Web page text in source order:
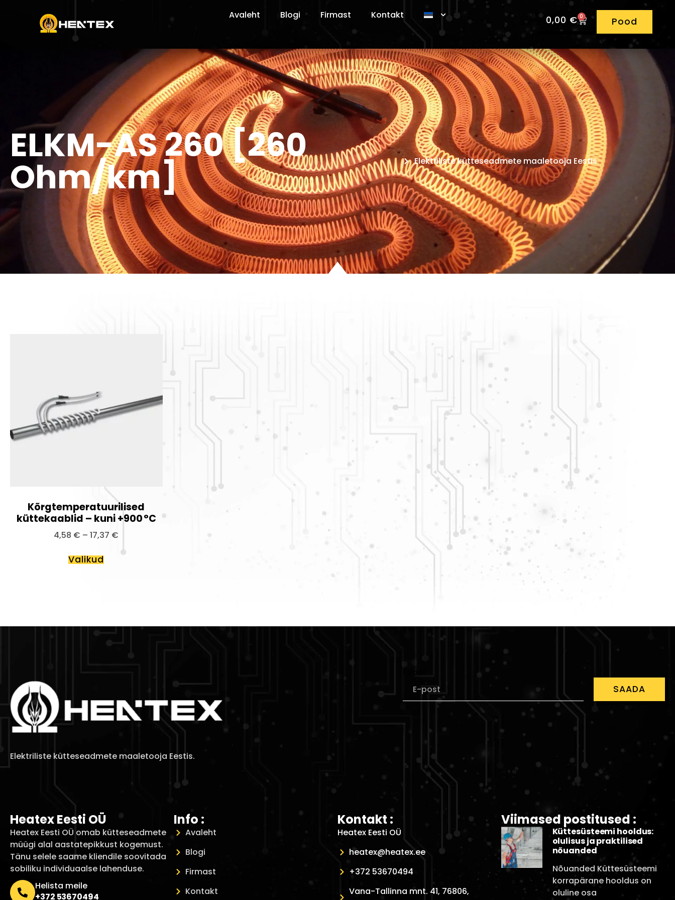
Avaleht Blogi Firmast Kontakt 0,00 € 0 Pood
ELKM-AS 260 [260
Ohm/km] Elektriliste kütteseadmete maaletooja Eestis
Kõrgtemperatuurilised
küttekaablid – kuni +900 °C
4,58 € – 17,37 €
Valikud
Elektriliste kütteseadmete maaletooja Eestis.
SAADA
Heatex Eesti OÜ
Heatex Eesti OÜ omab kütteseadmete
müügi alal aastatepikkust kogemust.
Tänu selele saame kliendile soovitada
sobiliku individuaalse lahenduse.
Helista meile
+372 53670494
Info :
Avaleht
Blogi
Firmast
Kontakt
Kontakt :
Heatex Eesti OÜ
heatex@heatex.ee
+372 53670494
Vana-Tallinna mnt. 41, 76806,
Viimased postitused :
Küttesüsteemi hooldus:
olulisus ja praktilised
nõuanded
Nõuanded Küttesüsteemi
korrapärane hooldus on
oluline osa